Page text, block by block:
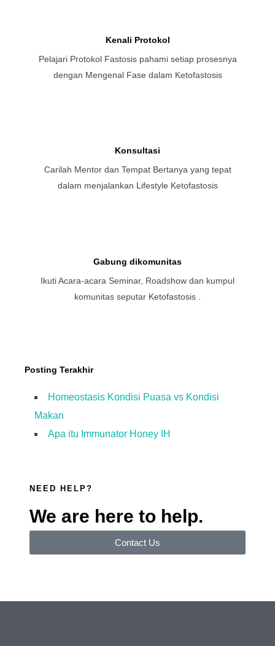
Kenali Protokol
Pelajari Protokol Fastosis pahami setiap prosesnya
dengan Mengenal Fase dalam Ketofastosis
Konsultasi
Carilah Mentor dan Tempat Bertanya yang tepat
dalam menjalankan Lifestyle Ketofastosis
Gabung dikomunitas
Ikuti Acara-acara Seminar, Roadshow dan kumpul
komunitas seputar Ketofastosis .
Posting Terakhir
Homeostasis Kondisi Puasa vs Kondisi
Makan
Apa itu Immunator Honey IH
NEED HELP?
We are here to help.
Contact Us